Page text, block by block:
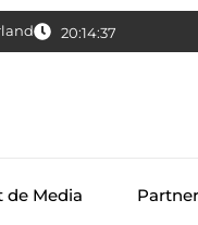
de Media Partners